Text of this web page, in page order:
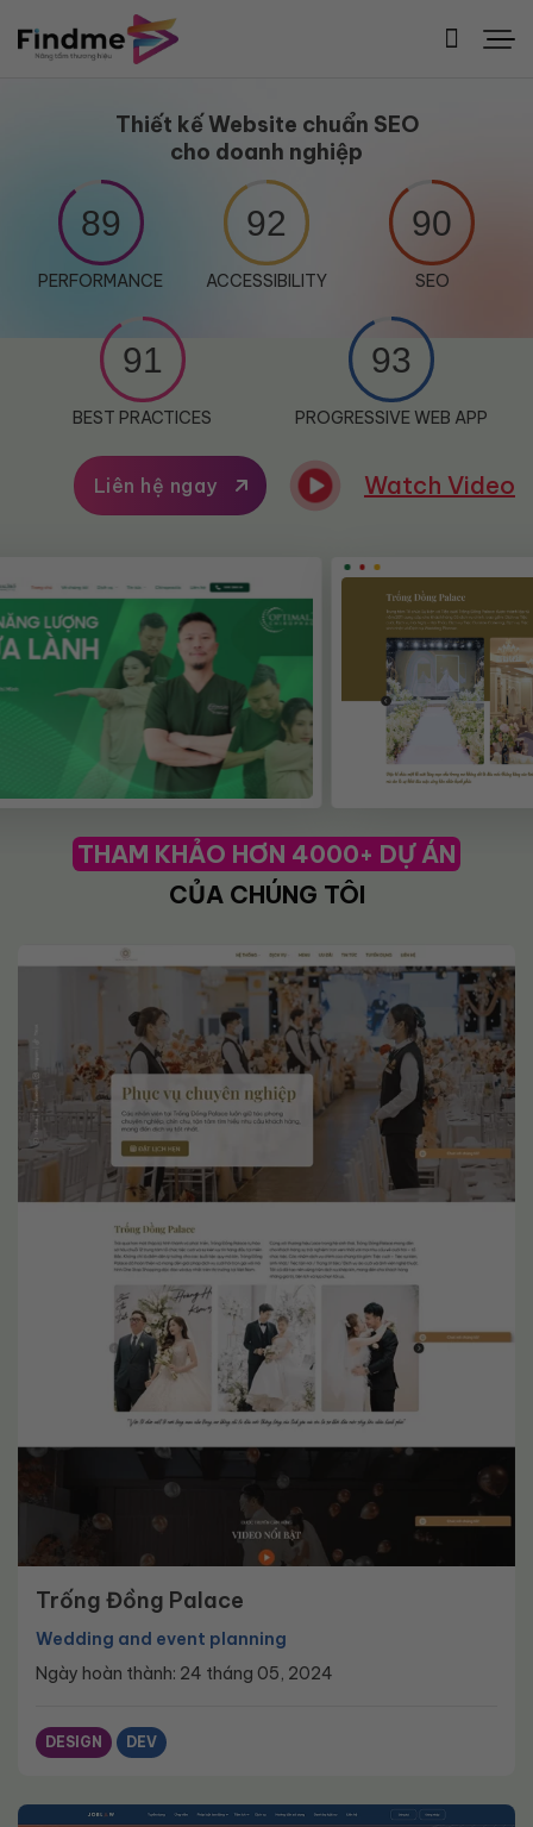
qua
Thiết kế Website chuẩn SEO
cho doanh nghiệp
89
PERFORMANCE
92
ACCESSIBILITY
90
SEO
91
BEST PRACTICES
93
PROGRESSIVE WEB APP
Liên hệ ngay Watch Video
THAM KHẢO HƠN 4000+ DỰ ÁN
CỦA CHÚNG TÔI
Trống Đồng Palace
Wedding and event planning
Ngày hoàn thành: 24 tháng 05, 2024
DESIGN DEV